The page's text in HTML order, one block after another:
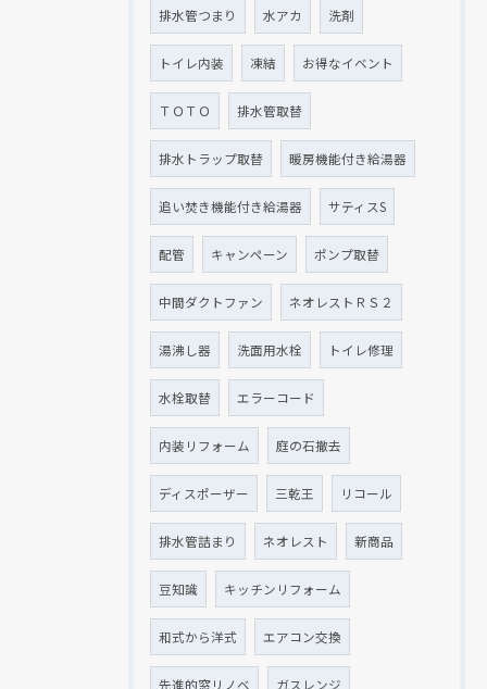
排水管つまり 水アカ 洗剤
トイレ内装 凍結 お得なイベント
ＴＯＴＯ 排水管取替
排水トラップ取替 暖房機能付き給湯器
追い焚き機能付き給湯器 サティスS
配管 キャンペーン ポンプ取替
中間ダクトファン ネオレストＲＳ２
湯沸し器 洗面用水栓 トイレ修理
水栓取替 エラーコード
内装リフォーム 庭の石撤去
ディスポーザー 三乾王 リコール
排水管詰まり ネオレスト 新商品
豆知識 キッチンリフォーム
和式から洋式 エアコン交換
先進的窓リノベ ガスレンジ